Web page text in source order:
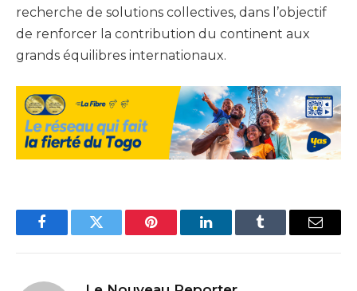
recherche de solutions collectives, dans l’objectif
de renforcer la contribution du continent aux
grands équilibres internationaux.
FacebookTwitter Pinterest LinkedInTumblr Email